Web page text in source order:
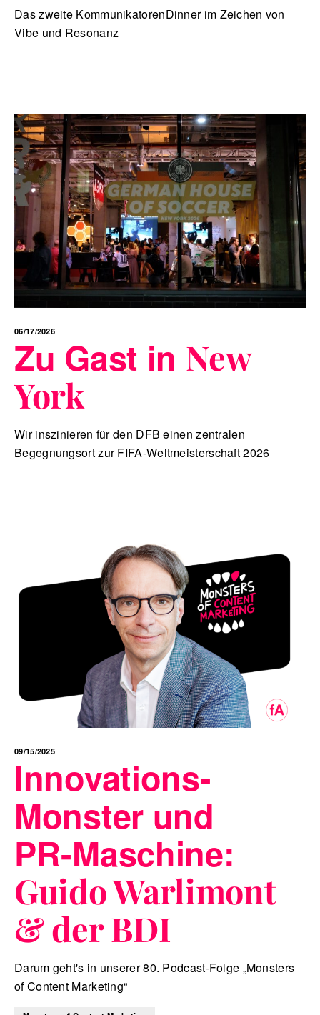
Das zweite KommunikatorenDinner im Zeichen von
Vibe und Resonanz
06/17/2026
Zu Gast in New
York
Wir inszinieren für den DFB einen zentralen
Begegnungsort zur FIFA-Weltmeisterschaft 2026
09/15/2025
Innovations-
Monster und
PR-Maschine:
Guido Warlimont
& der BDI
Darum geht's in unserer 80. Podcast-Folge „Monsters
of Content Marketing“